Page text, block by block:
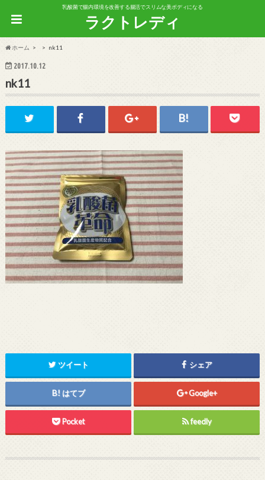
乳酸菌で腸内環境を改善する腸活でスリムな美ボディになる
ラクトレディ
ホーム nk11
2017.10.12
nk11
ツイート シェア
はてブ Google+
Pocket feedly